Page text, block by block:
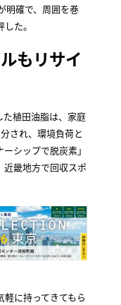
明確で、周囲を巻
た。
もリサイ
た植田油脂は、家庭
され、環境負荷と
シップで脱炭素」
近畿地方で回収スポ
に持ってきてもら